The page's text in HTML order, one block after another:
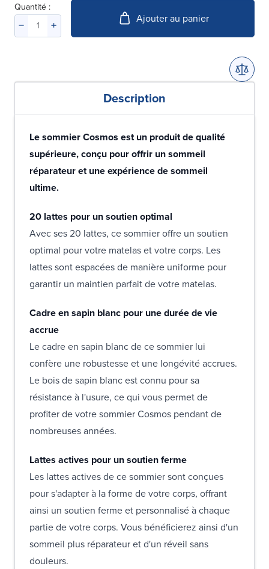
Quantité :
Ajouter au panier
Description
Le sommier Cosmos est un produit de qualité
supérieure, conçu pour offrir un sommeil
réparateur et une expérience de sommeil
ultime.
20 lattes pour un soutien optimal
Avec ses 20 lattes, ce sommier offre un soutien
optimal pour votre matelas et votre corps. Les
lattes sont espacées de manière uniforme pour
garantir un maintien parfait de votre matelas.
Cadre en sapin blanc pour une durée de vie
accrue
Le cadre en sapin blanc de ce sommier lui
confère une robustesse et une longévité accrues.
Le bois de sapin blanc est connu pour sa
résistance à l'usure, ce qui vous permet de
profiter de votre sommier Cosmos pendant de
nombreuses années.
Lattes actives pour un soutien ferme
Les lattes actives de ce sommier sont conçues
pour s'adapter à la forme de votre corps, offrant
ainsi un soutien ferme et personnalisé à chaque
partie de votre corps. Vous bénéficierez ainsi d'un
sommeil plus réparateur et d'un réveil sans
douleurs.